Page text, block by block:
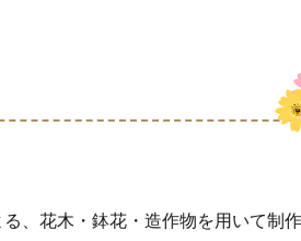
、花木・鉢花・造作物を用いて制